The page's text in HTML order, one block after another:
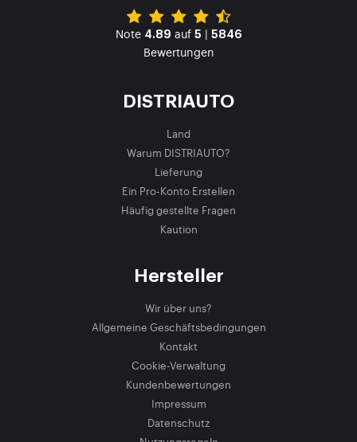
Note 4.89 auf 5 | 5846
Bewertungen
DISTRIAUTO
Land
Warum DISTRIAUTO?
Lieferung
Ein Pro-Konto Erstellen
Häufig gestellte Fragen
Kaution
Hersteller
Wir über uns?
Allgemeine Geschäftsbedingungen
Kontakt
Cookie-Verwaltung
Kundenbewertungen
Impressum
Datenschutz